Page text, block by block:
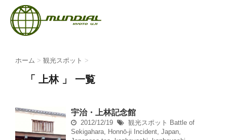
ホーム > 観光スポット >
「 上林 」 一覧
宇治・上林記念館
2012/12/19 観光スポット Battle of
Sekigahara, Honnō-ji Incident, Japan,